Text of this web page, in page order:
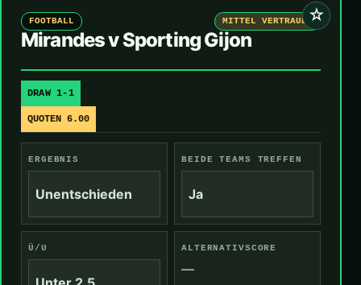
☆
FOOTBALL MITTEL VERTRAUEN
Mirandes v Sporting Gijon
DRAW 1-1
QUOTEN 6.00
ERGEBNIS
Unentschieden
BEIDE TEAMS TREFFEN
Ja
Ü/U ALTERNATIVSCORE
—